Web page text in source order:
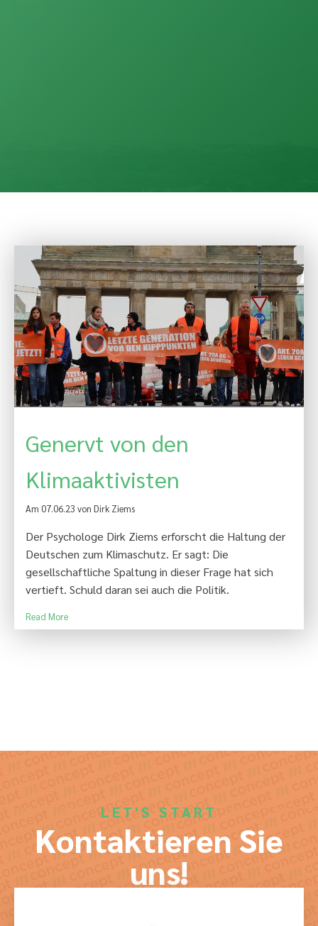
Genervt von den
Klimaaktivisten
Am 07.06.23 von Dirk Ziems
Der Psychologe Dirk Ziems erforscht die Haltung der
Deutschen zum Klimaschutz. Er sagt: Die
gesellschaftliche Spaltung in dieser Frage hat sich
vertieft. Schuld daran sei auch die Politik.
Read More
LET'S START
Kontaktieren Sie
uns!